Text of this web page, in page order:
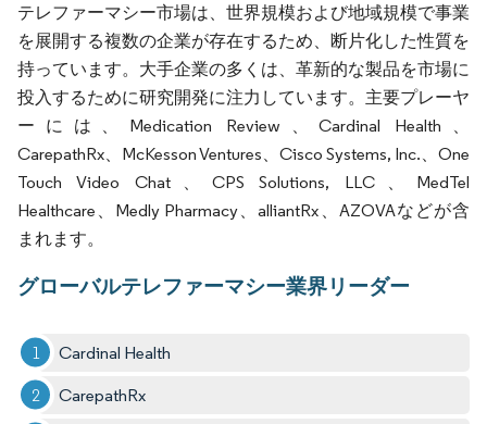
テレファーマシー市場は、世界規模および地域規模で事業
を展開する複数の企業が存在するため、断片化した性質を
持っています。大手企業の多くは、革新的な製品を市場に
投入するために研究開発に注力しています。主要プレーヤ
ーには、Medication Review、Cardinal Health、
CarepathRx、McKesson Ventures、Cisco Systems, Inc.、One
Touch Video Chat、CPS Solutions, LLC、MedTel
Healthcare、Medly Pharmacy、alliantRx、AZOVAなどが含
まれます。
グローバルテレファーマシー業界リーダー
Cardinal Health
CarepathRx